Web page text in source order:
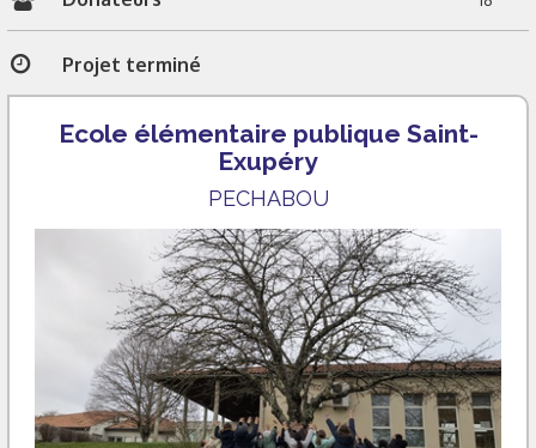
Projet terminé
Ecole élémentaire publique Saint-
Exupéry
PECHABOU